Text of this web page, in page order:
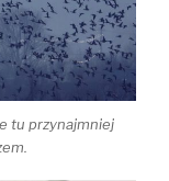
tu przynajmniej